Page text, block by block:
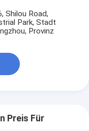
Shilou Road,
Park, Stadt
Provinz
Preis Für